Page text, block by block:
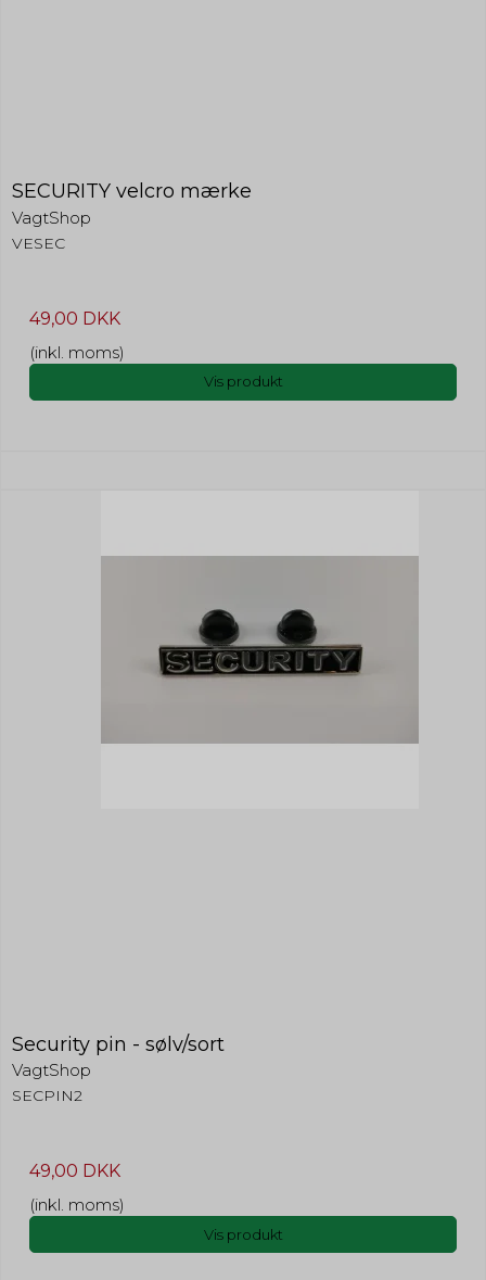
SECURITY velcro mærke
VagtShop
VESEC
49,00 DKK
(inkl. moms)
Vis produkt
Security pin - sølv/sort
VagtShop
SECPIN2
49,00 DKK
(inkl. moms)
Vis produkt